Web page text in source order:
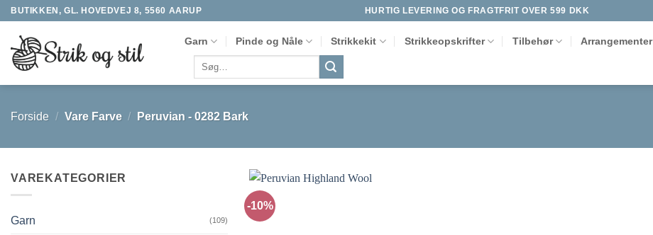
Fortsæt
indhold
BUTIKKEN, GL. HOVEDVEJ 8, 5560 AARUP HURTIG LEVERING OG FRAGTFRIT OVER 599 DKK
Garn Pinde og Nåle Strikkekit Strikkeopskrifter Tilbehør Arrangementer
Søg
efter:
Forside / Vare Farve / Peruvian - 0282 Bark
VAREKATEGORIER
Garn (109)
-10%